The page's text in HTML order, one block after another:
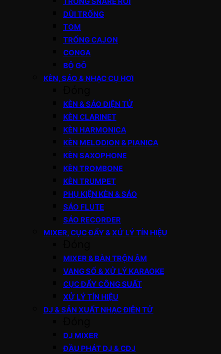
DÙI TRỐNG
TOM
TRỐNG CAJON
CONGA
BỘ GÕ
KÈN, SÁO & NHẠC CỤ HƠI
KÈN & SÁO ĐIỆN TỬ
KÈN CLARINET
KÈN HARMONICA
KÈN MELODION & PIANICA
KÈN SAXOPHONE
KÈN TROMBONE
KÈN TRUMPET
PHỤ KIỆN KÈN & SÁO
SÁO FLUTE
SÁO RECORDER
MIXER, CỤC ĐẨY & XỬ LÝ TÍN HIỆU
MIXER & BÀN TRỘN ÂM
VANG SỐ & XỬ LÝ KARAOKE
CỤC ĐẨY CÔNG SUẤT
XỬ LÝ TÍN HIỆU
DJ & SẢN XUẤT NHẠC ĐIỆN TỬ
DJ MIXER
ĐẦU PHÁT DJ & CDJ